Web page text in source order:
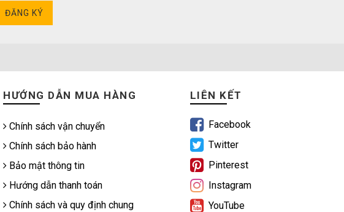
ĐĂNG KÝ
HƯỚNG DẪN MUA HÀNG
Chính sách vận chuyển
Chính sách bảo hành
Bảo mật thông tin
Hướng dẫn thanh toán
Chính sách và quy định chung
LIÊN KẾT
Facebook
Twitter
Pinterest
Instagram
YouTube